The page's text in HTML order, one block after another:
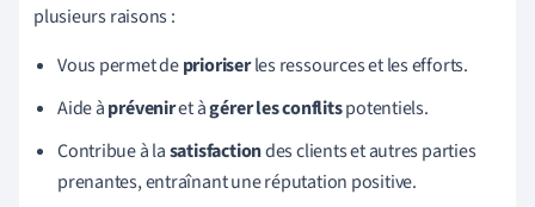
plusieurs raisons :
Vous permet deprioriserles ressources et les efforts.
Aide àpréveniret àgérer les conflitspotentiels.
Contribue à lasatisfactiondes clients et autres parties
prenantes, entraînant une réputation positive.